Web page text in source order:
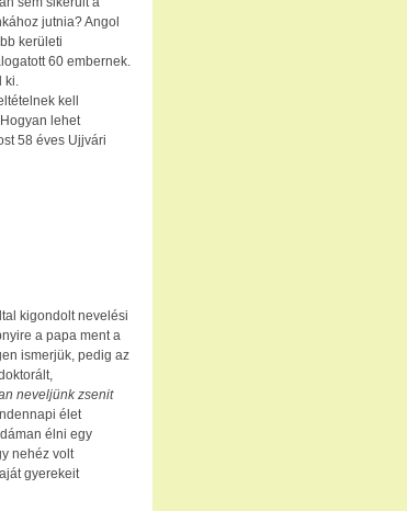
jutnia? Angol
kerületi
60 embernek.
ki.
kell
lehet
58 éves Ujjvári
kigondolt nevelési
a papa ment a
ismerjük, pedig az
neveljünk zsenit
élet
élni egy
nehéz volt
gyerekeit